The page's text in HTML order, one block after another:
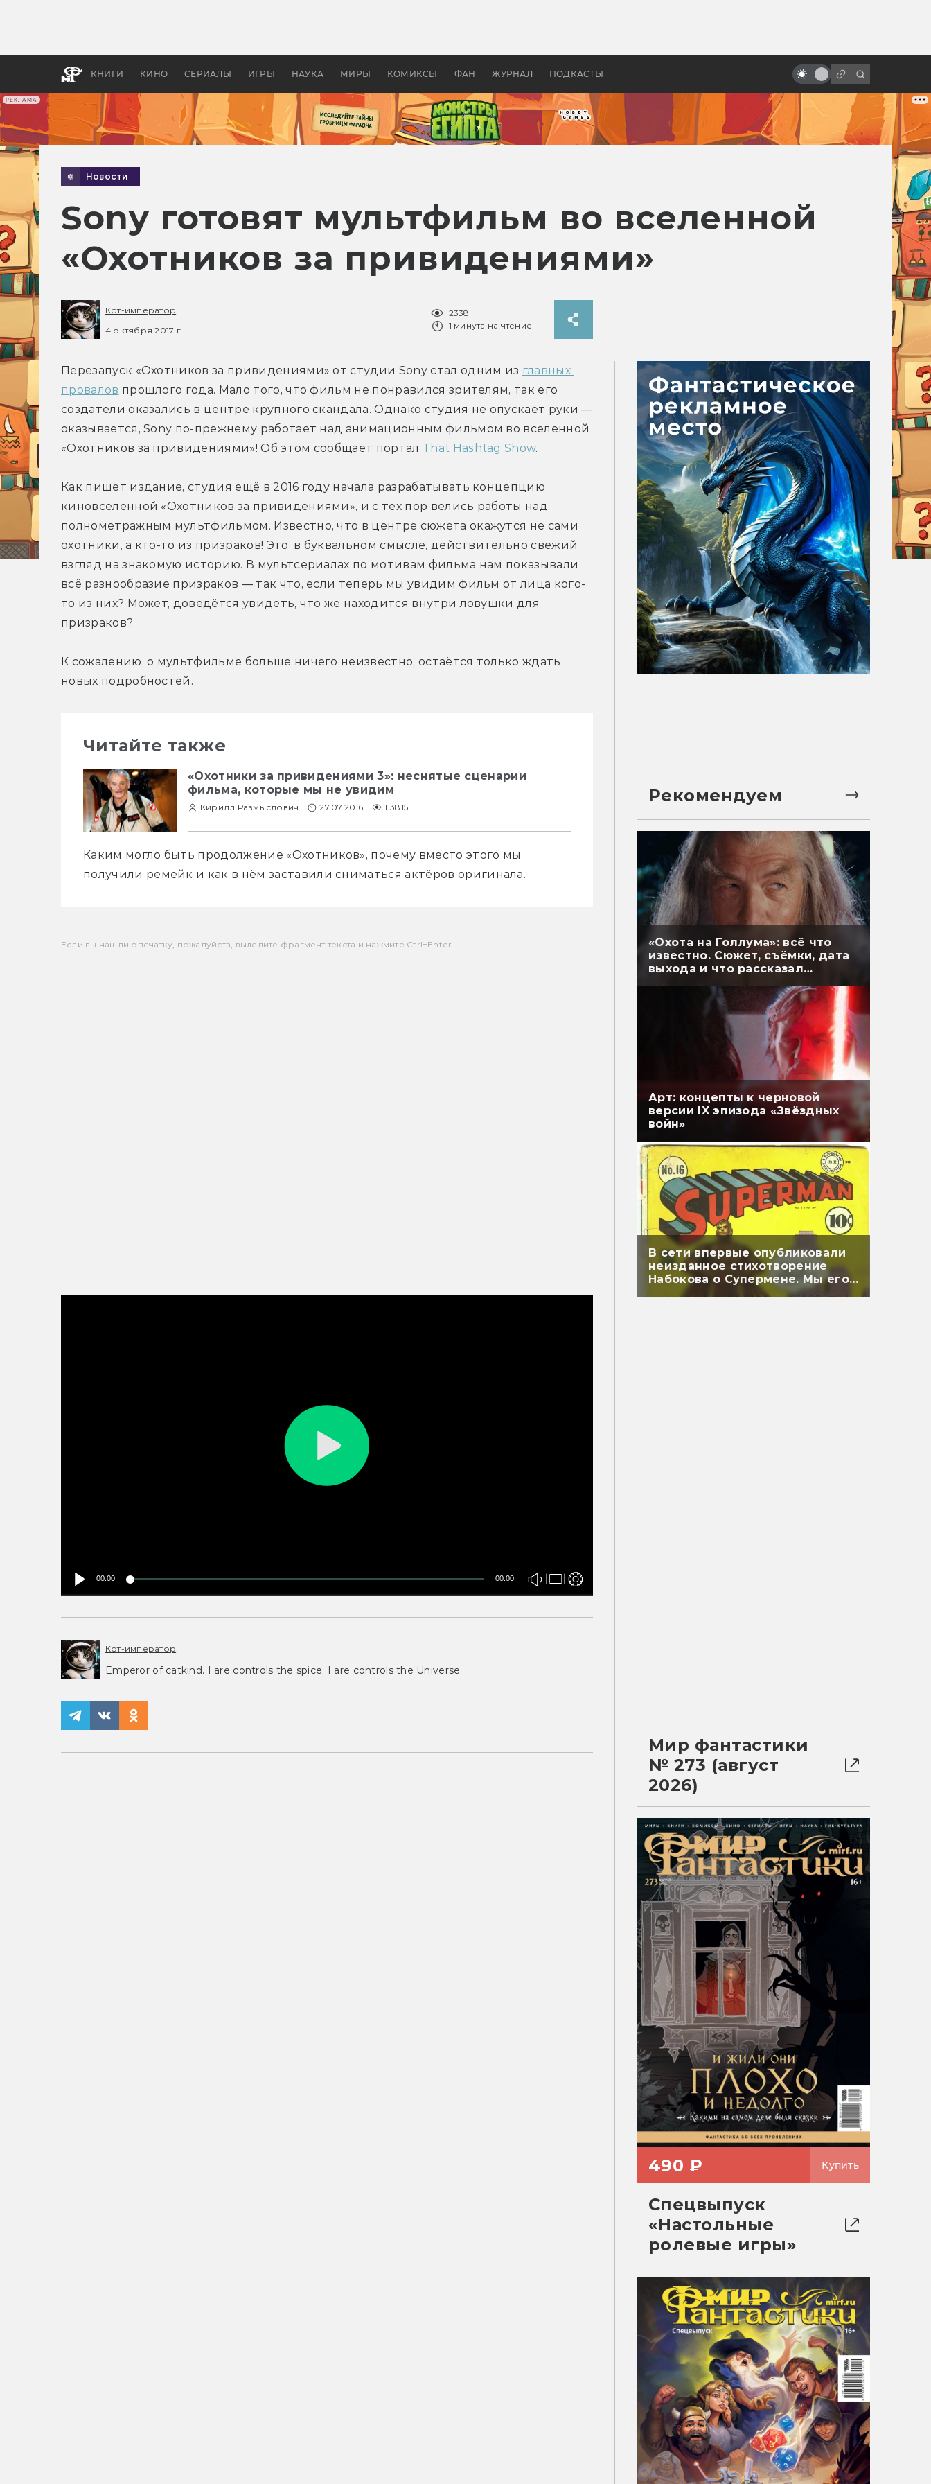
РЕКЛАМА
КНИГИ КИНО СЕРИАЛЫ ИГРЫ НАУКА МИРЫ КОМИКСЫ ФАН ЖУРНАЛ ПОДКАСТЫ
бы «Властелина колец»
Древней Грецией
идеи к безумному фильму
Новости
Sony готовят мультфильм во вселенной
«Охотников за привидениями»
Кот-император
4 октября 2017 г.
2338
1 минута на чтение
Перезапуск «Охотников за привидениями» от студии Sony стал одним из главных
провалов прошлого года. Мало того, что фильм не понравился зрителям, так его
создатели оказались в центре крупного скандала. Однако студия не опускает руки —
оказывается, Sony по-прежнему работает над анимационным фильмом во вселенной
«Охотников за привидениями»! Об этом сообщает портал That Hashtag Show.
Как пишет издание, студия ещё в 2016 году начала разрабатывать концепцию
киновселенной «Охотников за привидениями», и с тех пор велись работы над
полнометражным мультфильмом. Известно, что в центре сюжета окажутся не сами
охотники, а кто-то из призраков! Это, в буквальном смысле, действительно свежий
взгляд на знакомую историю. В мультсериалах по мотивам фильма нам показывали
всё разнообразие призраков — так что, если теперь мы увидим фильм от лица кого-
то из них? Может, доведётся увидеть, что же находится внутри ловушки для
призраков?
К сожалению, о мультфильме больше ничего неизвестно, остаётся только ждать
новых подробностей.
Читайте также
«Охотники за привидениями 3»: неснятые сценарии
фильма, которые мы не увидим
Кирилл Размыслович 27.07.2016 113815
Каким могло быть продолжение «Охотников», почему вместо этого мы
получили ремейк и как в нём заставили сниматься актёров оригинала.
Если вы нашли опечатку, пожалуйста, выделите фрагмент текста и нажмите Ctrl+Enter.
00:00 00:00
Кот-император
Emperor of catkind. I are controls the spice, I are controls the Universe.
Рекомендуем
«Охота на Голлума»: всё что
известно. Сюжет, съёмки, дата
выхода и что рассказал
Арт: концепты к черновой
версии IX эпизода «Звёздных
войн»
В сети впервые опубликовали
неизданное стихотворение
Набокова о Супермене. Мы его
перевели
Мир фантастики
№ 273 (август
2026)
490 ₽ Купить
Спецвыпуск
«Настольные
ролевые игры»